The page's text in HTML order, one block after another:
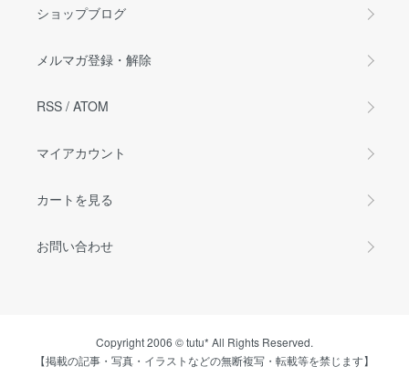
ショップブログ
メルマガ登録・解除
RSS / ATOM
マイアカウント
カートを見る
お問い合わせ
Copyright 2006 © tutu* All Rights Reserved.
【掲載の記事・写真・イラストなどの無断複写・転載等を禁じます】